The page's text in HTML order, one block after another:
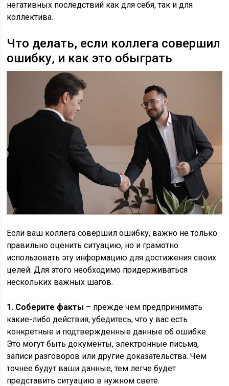
негативных последствий как для себя, так и для
коллектива.
Что делать, если коллега совершил
ошибку, и как это обыграть
Если ваш коллега совершил ошибку, важно не только
правильно оценить ситуацию, но и грамотно
использовать эту информацию для достижения своих
целей. Для этого необходимо придерживаться
нескольких важных шагов.
1. Соберите факты – прежде чем предпринимать
какие-либо действия, убедитесь, что у вас есть
конкретные и подтвержденные данные об ошибке.
Это могут быть документы, электронные письма,
записи разговоров или другие доказательства. Чем
точнее будут ваши данные, тем легче будет
представить ситуацию в нужном свете.